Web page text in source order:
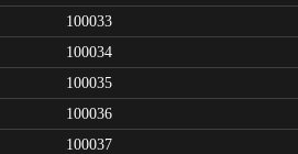
100033
100034
100035
100036
100037